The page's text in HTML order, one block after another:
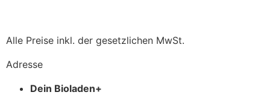
Alle Preise inkl. der gesetzlichen MwSt.
Adresse
Dein Bioladen+